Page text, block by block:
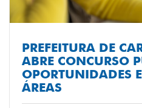
PREFEITURA DE
ABRE CONCURSO
OPORTUNIDADES
ÁREAS